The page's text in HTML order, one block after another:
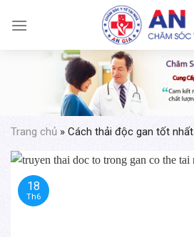
Trang chủ » Cách thải độc gan tốt nhất
18
Th6